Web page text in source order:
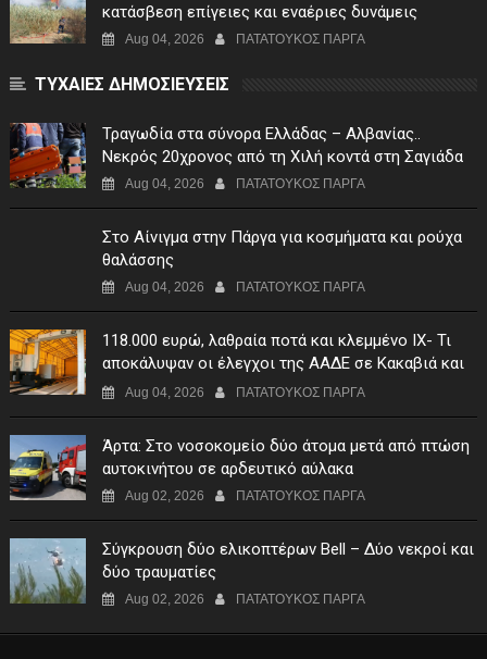
κατάσβεση επίγειες και εναέριες δυνάμεις
Aug 04, 2026 ΠΑΤΑΤΟΥΚΟΣ ΠΑΡΓΑ
ΤΥΧΑΙΕΣ ΔΗΜΟΣΙΕΥΣΕΙΣ
Τραγωδία στα σύνορα Ελλάδας – Αλβανίας..
Νεκρός 20χρονος από τη Χιλή κοντά στη Σαγιάδα
Aug 04, 2026 ΠΑΤΑΤΟΥΚΟΣ ΠΑΡΓΑ
Στο Αίνιγμα στην Πάργα για κοσμήματα και ρούχα
θαλάσσης
Aug 04, 2026 ΠΑΤΑΤΟΥΚΟΣ ΠΑΡΓΑ
118.000 ευρώ, λαθραία ποτά και κλεμμένο ΙΧ- Τι
αποκάλυψαν οι έλεγχοι της ΑΑΔΕ σε Κακαβιά και
Μαυρομάτι
Aug 04, 2026 ΠΑΤΑΤΟΥΚΟΣ ΠΑΡΓΑ
Άρτα: Στο νοσοκομείο δύο άτομα μετά από πτώση
αυτοκινήτου σε αρδευτικό αύλακα
Aug 02, 2026 ΠΑΤΑΤΟΥΚΟΣ ΠΑΡΓΑ
Σύγκρουση δύο ελικοπτέρων Bell – Δύο νεκροί και
δύο τραυματίες
Aug 02, 2026 ΠΑΤΑΤΟΥΚΟΣ ΠΑΡΓΑ